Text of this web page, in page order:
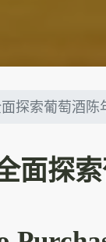
探索葡萄酒陈
面探